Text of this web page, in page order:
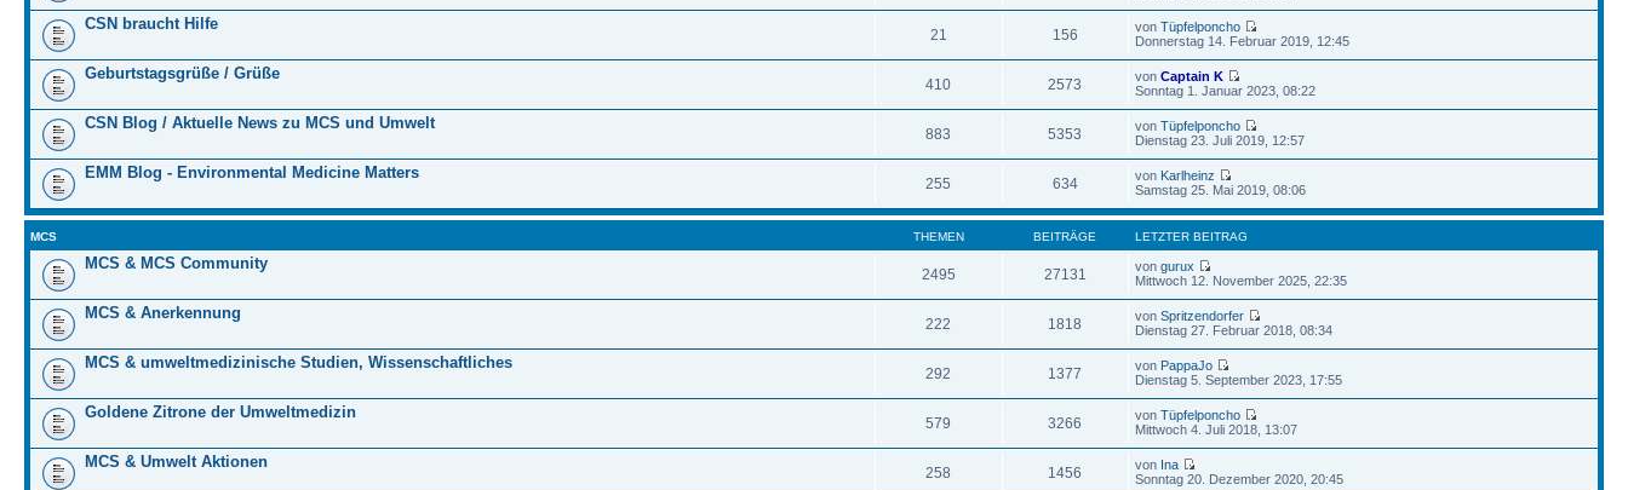
CSN braucht Hilfe
21 156 vonTüpfelponcho
Donnerstag 14. Februar 2019, 12:45
Geburtstagsgrüße / Grüße
410 2573 vonCaptain K
Sonntag 1. Januar 2023, 08:22
CSN Blog / Aktuelle News zu MCS und Umwelt
883 5353 vonTüpfelponcho
Dienstag 23. Juli 2019, 12:57
EMM Blog - Environmental Medicine Matters
255 634 von Karlheinz
Samstag 25. Mai 2019, 08:06
MCS THEMEN BEITRÄGE LETZTER BEITRAG
MCS & MCS Community
2495 27131 vongurux
Mittwoch 12. November 2025, 22:35
MCS & Anerkennung
222 1818 vonSpritzendorfer
Dienstag 27. Februar 2018, 08:34
MCS & umweltmedizinische Studien, Wissenschaftliches
292 1377 von PappaJo
Dienstag 5. September 2023, 17:55
Goldene Zitrone der Umweltmedizin
579 3266 vonTüpfelponcho
Mittwoch 4. Juli 2018, 13:07
MCS & Umwelt Aktionen
258 1456 von Ina
Sonntag 20. Dezember 2020, 20:45